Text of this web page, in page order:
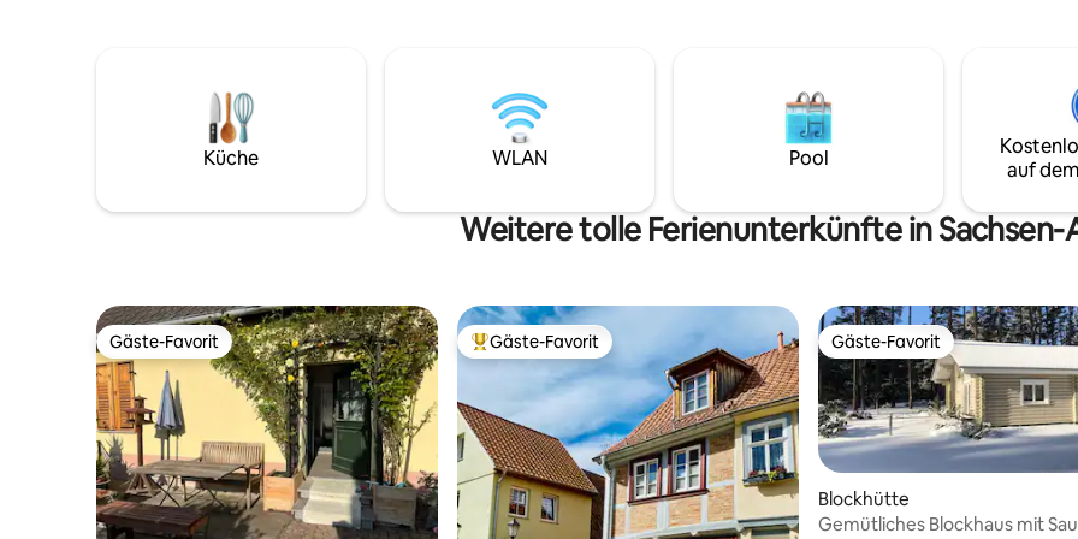
flexible Stornierung
Küche WLAN Pool
auf
Weitere tolle Ferienunterkünfte in Sachsen-
Gäste-Favorit
Gäste-Favorit Beliebter Gäste-Favorit.
Gäste-Favorit Gäste-Favorit
Gäste-Favorit
Blockhütte
Gemütliches Blockhaus mit